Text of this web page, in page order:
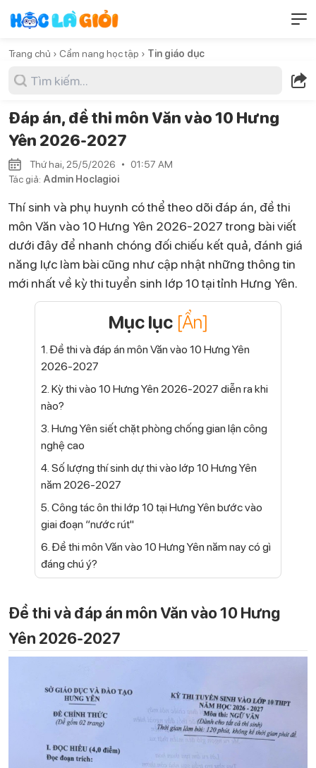
Trang chủ › Cẩm nang học tập › Tin giáo dục
Đáp án, đề thi môn Văn vào 10 Hưng
Yên 2026-2027
Thứ hai, 25/5/2026
01:57 AM
Tác giả: Admin Hoclagioi
Thí sinh và phụ huynh có thể theo dõi đáp án, đề thi
môn Văn vào 10 Hưng Yên 2026-2027 trong bài viết
dưới đây để nhanh chóng đối chiếu kết quả, đánh giá
năng lực làm bài cũng như cập nhật những thông tin
mới nhất về kỳ thi tuyển sinh lớp 10 tại tỉnh Hưng Yên.
Mục lục [Ẩn]
1. Đề thi và đáp án môn Văn vào 10 Hưng Yên
2026-2027
2. Kỳ thi vào 10 Hưng Yên 2026-2027 diễn ra khi
nào?
3. Hưng Yên siết chặt phòng chống gian lận công
nghệ cao
4. Số lượng thí sinh dự thi vào lớp 10 Hưng Yên
năm 2026-2027
5. Công tác ôn thi lớp 10 tại Hưng Yên bước vào
giai đoạn “nước rút"
6. Đề thi môn Văn vào 10 Hưng Yên năm nay có gì
đáng chú ý?
Đề thi và đáp án môn Văn vào 10 Hưng
Yên 2026-2027